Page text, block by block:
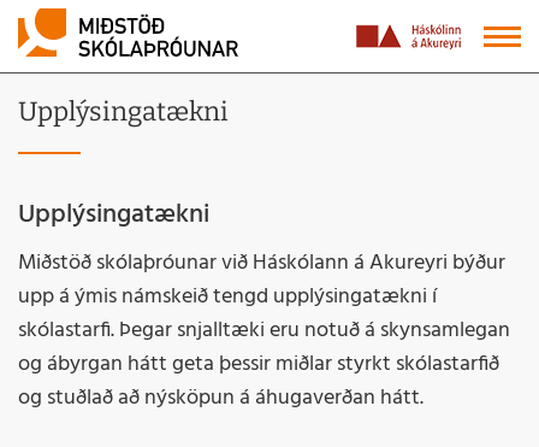
Upplýsingatækni
Upplýsingatækni
Miðstöð skólaþróunar við Háskólann á Akureyri býður
upp á ýmis námskeið tengd upplýsingatækni í
skólastarfi. Þegar snjalltæki eru notuð á skynsamlegan
og ábyrgan hátt geta þessir miðlar styrkt skólastarfið
og stuðlað að nýsköpun á áhugaverðan hátt.